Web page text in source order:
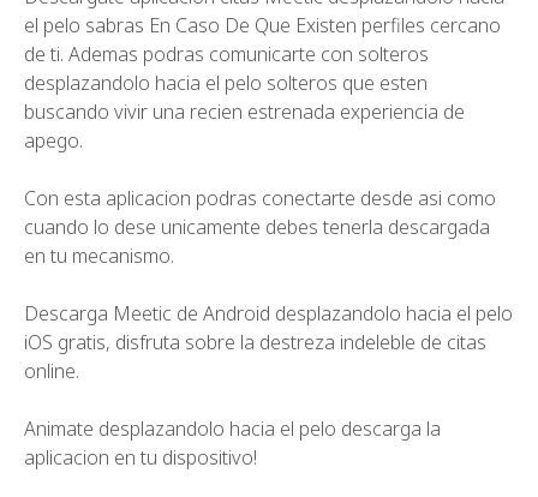
el pelo sabras En Caso De Que Existen perfiles cercano
de ti. Ademas podras comunicarte con solteros
desplazandolo hacia el pelo solteros que esten
buscando vivir una recien estrenada experiencia de
apego.
Con esta aplicacion podras conectarte desde asi­ como
cuando lo dese unicamente debes tenerla descargada
en tu mecanismo.
Descarga Meetic de Android desplazandolo hacia el pelo
iOS gratis, disfruta sobre la destreza indeleble de citas
online.
Animate desplazandolo hacia el pelo descarga la
aplicacion en tu dispositivo!